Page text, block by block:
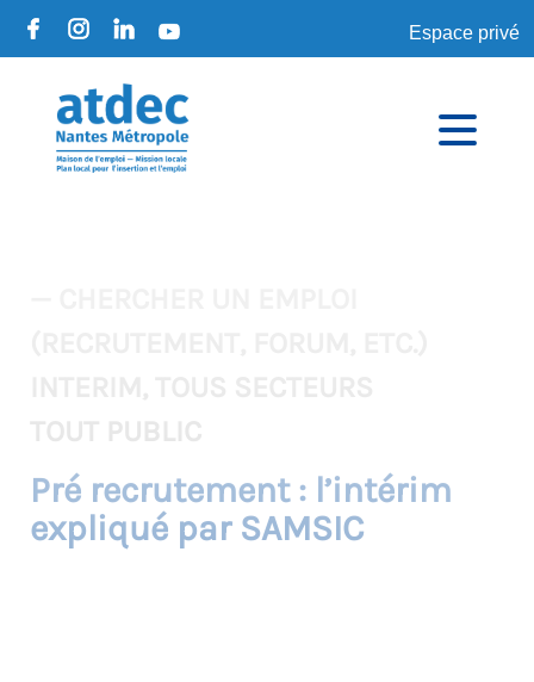
Espace privé
TOUT PUBLIC
Pré recrutement : l’intérim
expliqué par SAMSIC